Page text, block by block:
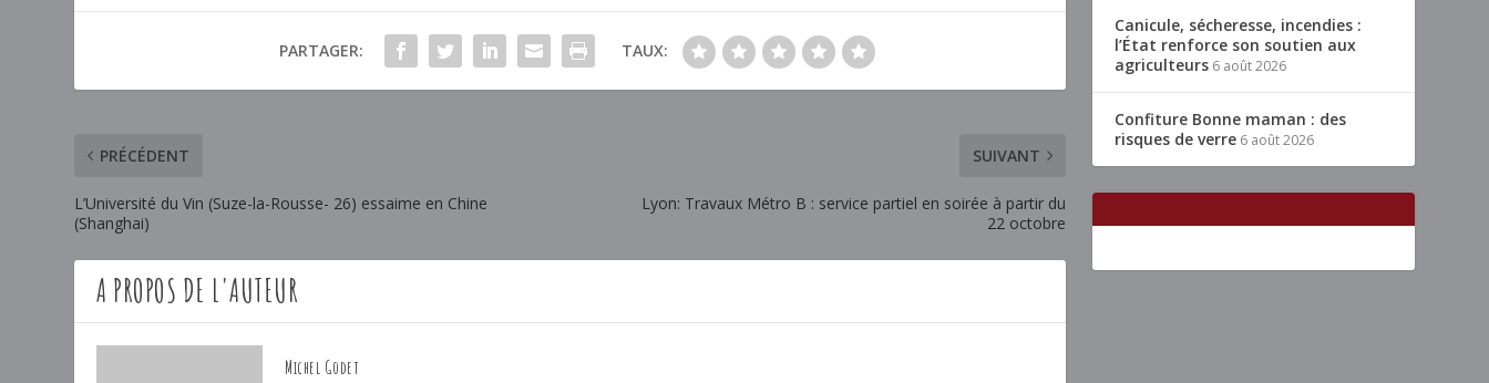
PARTAGER: TAUX:
PRÉCÉDENT
L’Université du Vin (Suze-la-Rousse- 26) essaime en Chine
(Shanghai)
SUIVANT
Lyon: Travaux Métro B : service partiel en soirée à partir du
22 octobre
A PROPOS DE L'AUTEUR
Michel Godet
Canicule, sécheresse, incendies :
l’État renforce son soutien aux
agriculteurs 6 août 2026
Confiture Bonne maman : des
risques de verre 6 août 2026